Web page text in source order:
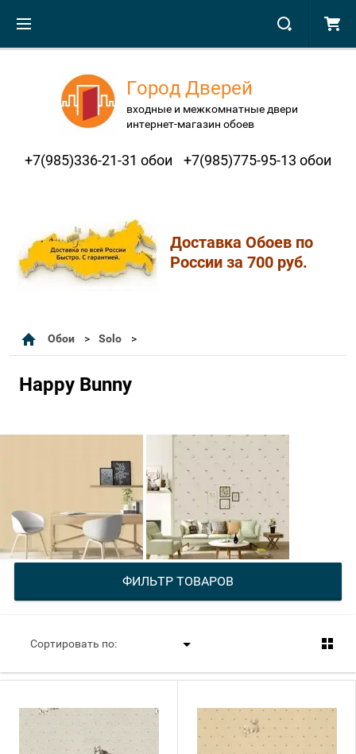
Город Дверей
входные и межкомнатные двери
интернет-магазин обоев
+7(985)336-21-31 обои +7(985)775-95-13 обои
Доставка Обоев по
России за 700 руб.
Обои Solo
Happy Bunny
ФИЛЬТР ТОВАРОВ
Сортировать по: